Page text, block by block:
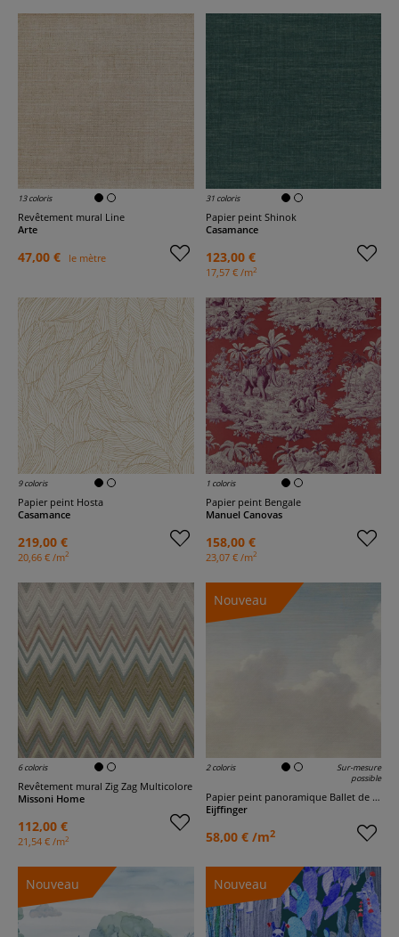
13 coloris
Revêtement mural Line
Arte
47,00 € le mètre
31 coloris
Papier peint Shinok
Casamance
123,00 €
17,57 € /m2
9 coloris
Papier peint Hosta
Casamance
219,00 €
20,66 € /m2
1 coloris
Papier peint Bengale
Manuel Canovas
158,00 €
23,07 € /m2
6 coloris
Revêtement mural Zig Zag Multicolore
Missoni Home
112,00 €
21,54 € /m2
Nouveau
2 coloris
Sur-mesure
possible
Papier peint panoramique Ballet de nuages
Eijffinger
58,00 € /m2
Nouveau Nouveau